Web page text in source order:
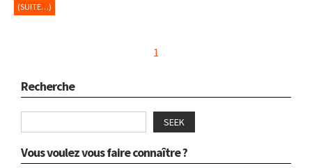
(SUITE…)
1
Recherche
SEEK
Vous voulez vous faire connaître ?